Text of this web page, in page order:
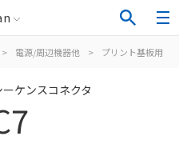
> 電源/周辺機器他 > プリント基板用コ
ーケンスコネクタ